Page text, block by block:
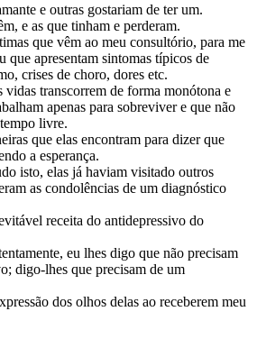
e outras gostariam de ter um.
e as que tinham e perderam.
que vêm ao meu consultório, para me
que apresentam sintomas típicos de
crises de choro, dores etc.
vidas transcorrem de forma monótona e
apenas para sobreviver e que não
livre.
que elas encontram para dizer que
a esperança.
isto, elas já haviam visitado outros
as condolências de um diagnóstico
receita do antidepressivo do
eu lhes digo que não precisam
digo-lhes que precisam de um
dos olhos delas ao receberem meu